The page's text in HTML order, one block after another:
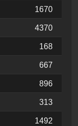
1670
4370
168
667
896
313
1492